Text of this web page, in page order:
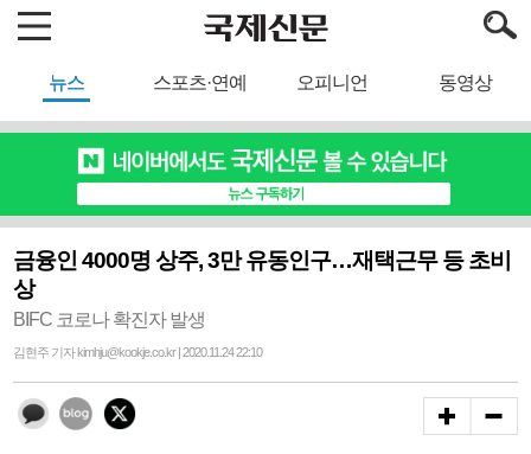
뉴스 스포츠·연예 오피니언 동영상
금융인 4000명 상주, 3만 유동인구…재택근무 등 초비
상
BIFC 코로나 확진자 발생
김현주 기자 kimhju@kookje.co.kr | 2020.11.24 22:10